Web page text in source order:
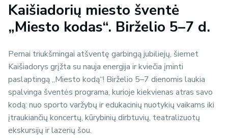
Kaišiadorių miesto šventė
„Miesto kodas“. Birželio 5–7 d.
Pernai triukšmingai atšventę garbingą jubiliejų, šiemet
Kaišiadorys grįžta su nauja energija ir kviečia įminti
paslaptingą „Miesto kodą“! Birželio 5–7 dienomis laukia
spalvinga šventės programa, kurioje kiekvienas atras savo
kodą: nuo sporto varžybų ir edukacinių nuotykių vaikams iki
įtraukiančių koncertų, kūrybinių dirbtuvių, teatralizuotų
ekskursijų ir lazerių šou.